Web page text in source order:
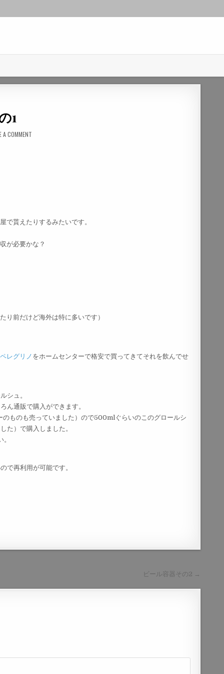
1
A COMMENT
で貰えたりするみたいです。
が必要かな？
り前だけど海外は特に多いです）
レグリノをホームセンターで格安で買ってきてそれを飲んでせ
シュ。
ん通販で購入ができます。
ものも売っていました）ので500mlぐらいのこのグロールシ
た）で購入しました。
で再利用が可能です。
ビール容器その2 →